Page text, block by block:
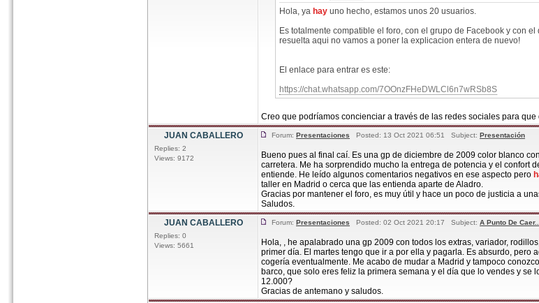
Hola, ya hay uno hecho, estamos unos 20 usuarios.
Es totalmente compatible el foro, con el grupo de Facebook y con el
resuelta aqui no vamos a poner la explicacion entera de nuevo!
El enlace para entrar es este:
https://chat.whatsapp.com/7OOnzFHeDWLCl6n7wRSb8S
Creo que podríamos concienciar a través de las redes sociales para que
JUAN CABALLERO
Replies: 2
Views: 9172
Forum: Presentaciones Posted: 13 Oct 2021 06:51 Subject: Presentación
Bueno pues al final caí. Es una gp de diciembre de 2009 color blanco
carretera. Me ha sorprendido mucho la entrega de potencia y el confort
entiende. He leído algunos comentarios negativos en ese aspecto pero
taller en Madrid o cerca que las entienda aparte de Aladro.
Gracias por mantener el foro, es muy útil y hace un poco de justicia a
Saludos.
JUAN CABALLERO
Replies: 0
Views: 5661
Forum: Presentaciones Posted: 02 Oct 2021 20:17 Subject: A Punto De Caer...
Hola, , he apalabrado una gp 2009 con todos los extras, variador,
primer día. El martes tengo que ir a por ella y pagarla. Es absurdo,
cogería eventualmente. Me acabo de mudar a Madrid y tampoco
barco, que solo eres feliz la primera semana y el día que lo vendes y se
12.000?
Gracias de antemano y saludos.